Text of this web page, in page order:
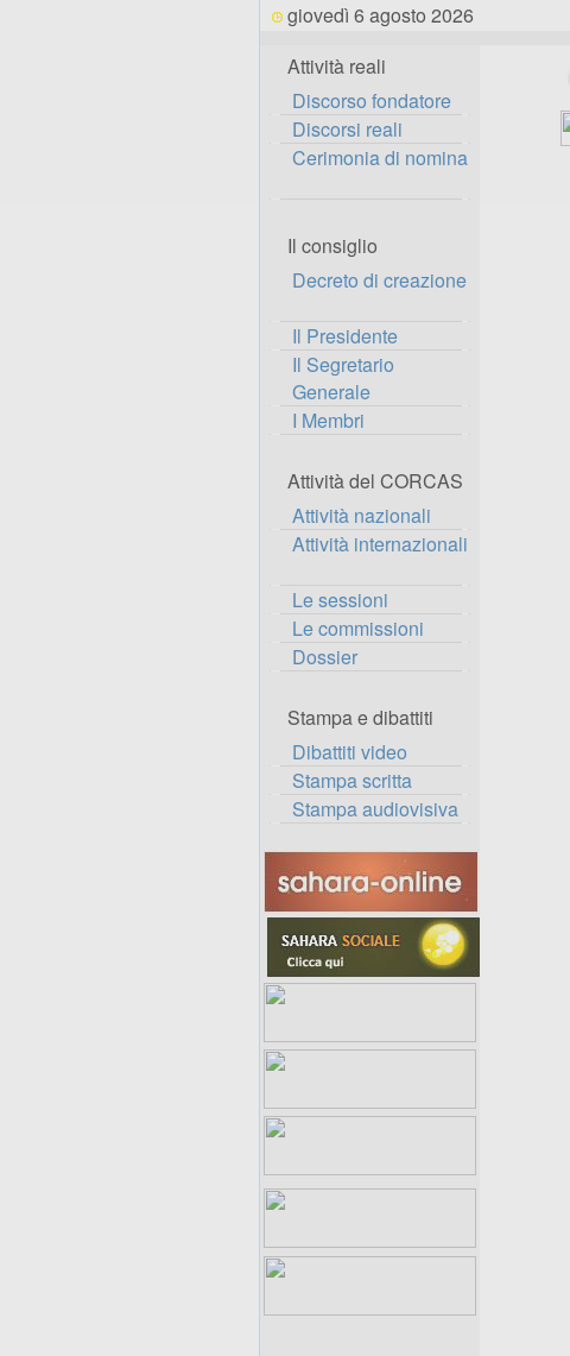
giovedì 6 agosto 2026
Attività reali
Discorso fondatore
Discorsi reali
Cerimonia di nomina
Il consiglio
Decreto di creazione
Il Presidente
Il Segretario
Generale
I Membri
Attività del CORCAS
Attività nazionali
Attività internazionali
Le sessioni
Le commissioni
Dossier
Stampa e dibattiti
Dibattiti video
Stampa scritta
Stampa audiovisiva